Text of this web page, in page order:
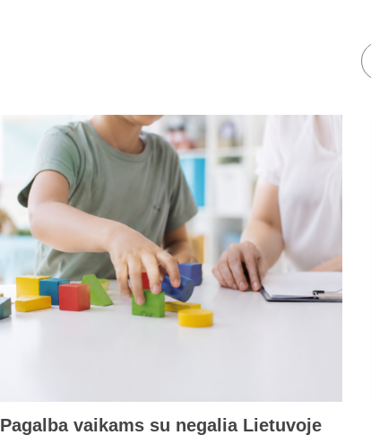
Pagalba vaikams su negalia Lietuvoje